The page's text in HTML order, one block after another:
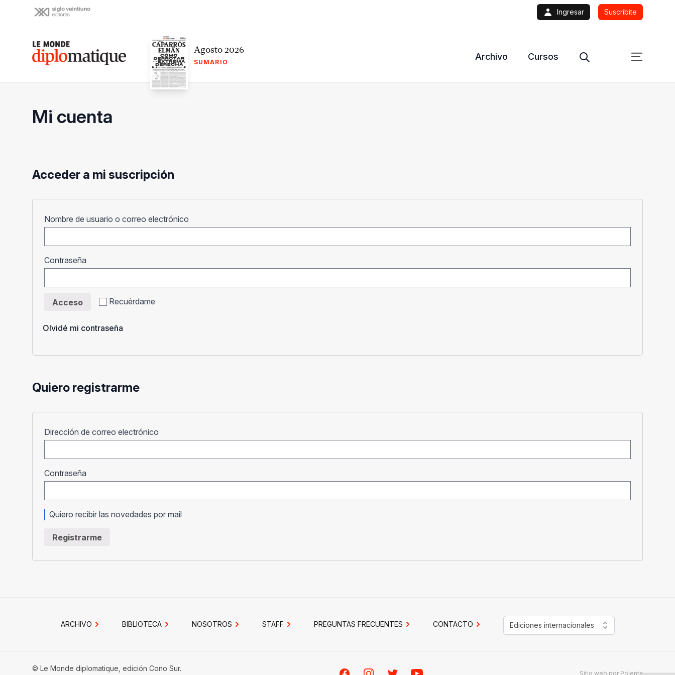
Ingresar Suscribite
Le monde diplomatique Agosto 2026
SUMARIO
Archivo Cursos
Mi cuenta
Acceder a mi suscripción
Nombre de usuario o correo electrónico
Contraseña
Recuérdame
Acceso
Olvidé mi contraseña
Quiero registrarme
Dirección de correo electrónico
Contraseña
Quiero recibir las novedades por mail
Registrarme
ARCHIVO BIBLIOTECA NOSOTROS STAFF PREGUNTAS FRECUENTES CONTACTO Ediciones internacionales
© Le Monde diplomatique, edición Cono Sur.
Sitio web por Polenta